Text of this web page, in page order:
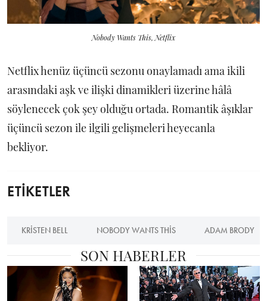
Nobody Wants This, Netflix
Netflix henüz üçüncü sezonu onaylamadı ama ikili
arasındaki aşk ve ilişki dinamikleri üzerine hâlâ
söylenecek çok şey olduğu ortada. Romantik âşıklar
üçüncü sezon ile ilgili gelişmeleri heyecanla
bekliyor.
ETİKETLER
KRISTEN BELL NOBODY WANTS THIS ADAM BRODY
SON HABERLER